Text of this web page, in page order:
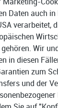
Daten auch
verarbeitet,
gehören. Wir
in diesen
zum
und der